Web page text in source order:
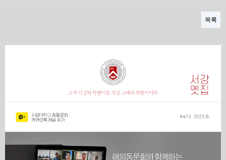
목록
본문